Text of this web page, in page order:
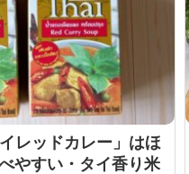
レッドカレー」はほ
やすい・タイ香り米